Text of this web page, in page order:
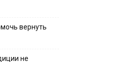
вернуть
не